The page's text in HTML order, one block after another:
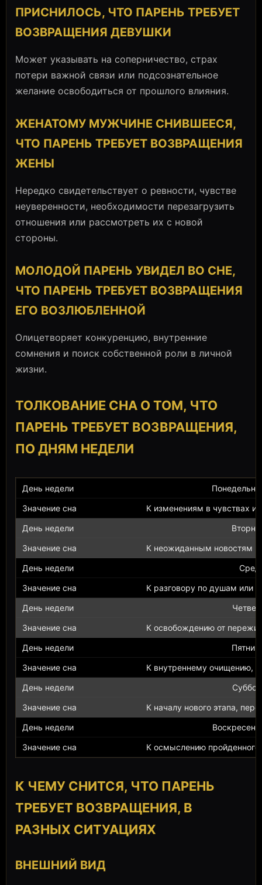
ПРИСНИЛОСЬ, ЧТО ПАРЕНЬ ТРЕБУЕТ
ВОЗВРАЩЕНИЯ ДЕВУШКИ
Может указывать на соперничество, страх
потери важной связи или подсознательное
желание освободиться от прошлого влияния.
ЖЕНАТОМУ МУЖЧИНЕ СНИВШЕЕСЯ,
ЧТО ПАРЕНЬ ТРЕБУЕТ ВОЗВРАЩЕНИЯ
ЖЕНЫ
Нередко свидетельствует о ревности, чувстве
неуверенности, необходимости перезагрузить
отношения или рассмотреть их с новой
стороны.
МОЛОДОЙ ПАРЕНЬ УВИДЕЛ ВО СНЕ,
ЧТО ПАРЕНЬ ТРЕБУЕТ ВОЗВРАЩЕНИЯ
ЕГО ВОЗЛЮБЛЕННОЙ
Олицетворяет конкуренцию, внутренние
сомнения и поиск собственной роли в личной
жизни.
ТОЛКОВАНИЕ СНА О ТОМ, ЧТО
ПАРЕНЬ ТРЕБУЕТ ВОЗВРАЩЕНИЯ,
ПО ДНЯМ НЕДЕЛИ
К изменениям в чувствах и
К неожиданным новостям
К разговору по душам или
К освобождению от
К внутреннему очищению,
К началу нового этапа,
К осмыслению
К ЧЕМУ СНИТСЯ, ЧТО ПАРЕНЬ
ТРЕБУЕТ ВОЗВРАЩЕНИЯ, В
РАЗНЫХ СИТУАЦИЯХ
ВНЕШНИЙ ВИД